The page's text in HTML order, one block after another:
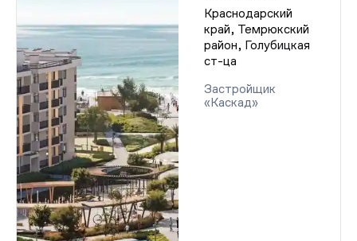
Краснодарский
край, Темрюкский
район, Голубицкая
ст-ца
Застройщик
«Каскад»